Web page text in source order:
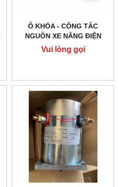
Ổ KHÓA - CÔNG TẮC
NGUỒN XE NÂNG ĐIỆN
JK404C-1
Vui lòng gọi